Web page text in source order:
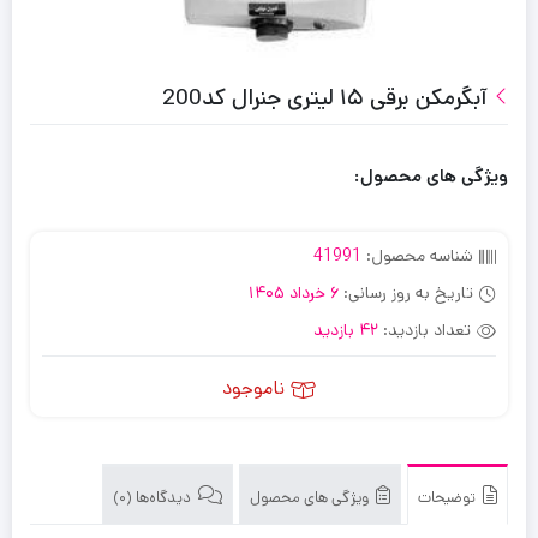
آبگرمکن برقی ۱۵ لیتری جنرال کد200
ویژگی های محصول:
شناسه محصول: 41991
تاریخ به روز رسانی: 6 خرداد 1405
تعداد بازدید: 42 بازدید
ناموجود
توضیحات ویژگی های محصول دیدگاه‌ها (0)